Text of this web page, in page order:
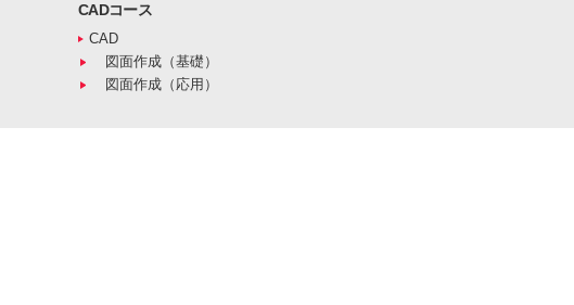
CADコース
CAD
図面作成（基礎）
図面作成（応用）